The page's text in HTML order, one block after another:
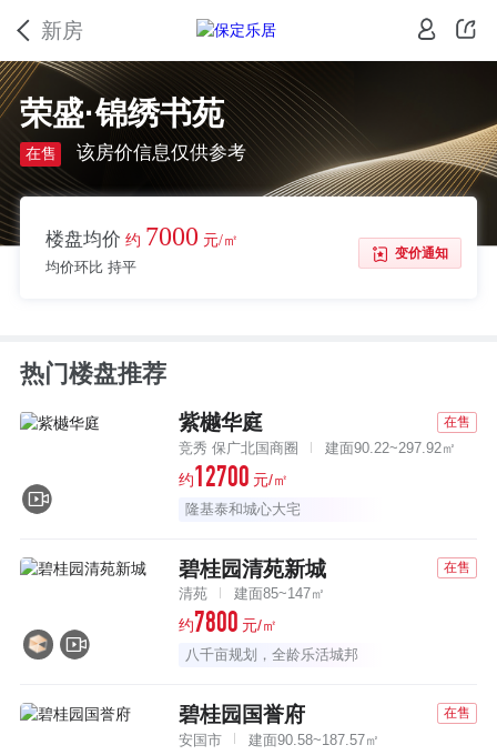
新房
荣盛·锦绣书苑
在售 该房价信息仅供参考
楼盘均价 约 7000 元/㎡
均价环比 持平
变价通知
热门楼盘推荐
紫樾华庭 在售
竞秀 保广北国商圈 建面90.22~297.92㎡
约12700 元/㎡
隆基泰和城心大宅
碧桂园清苑新城 在售
清苑 建面85~147㎡
约7800 元/㎡
八千亩规划，全龄乐活城邦
碧桂园国誉府 在售
安国市 建面90.58~187.57㎡